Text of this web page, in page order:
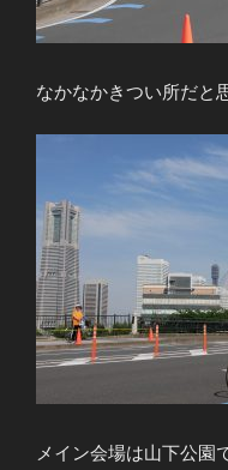
なかなかきつい所だと
メイン会場は山下公園